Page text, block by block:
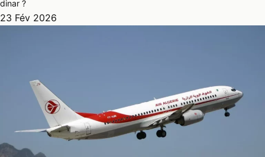
dinar ?
23 Fév 2026